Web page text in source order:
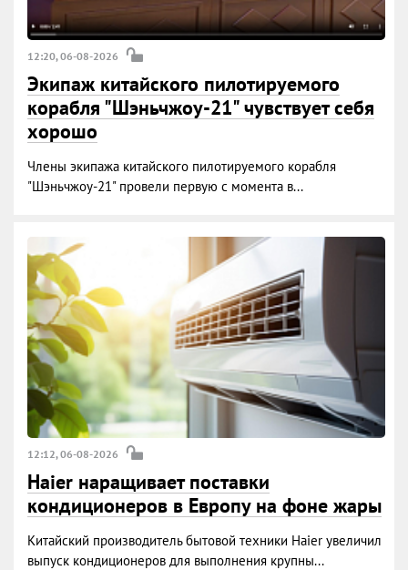
12:20, 06-08-2026
Экипаж китайского пилотируемого
корабля "Шэньчжоу-21" чувствует себя
хорошо
Члены экипажа китайского пилотируемого корабля
"Шэньчжоу-21" провели первую с момента в...
12:12, 06-08-2026
Haier наращивает поставки
кондиционеров в Европу на фоне жары
Китайский производитель бытовой техники Haier увеличил
выпуск кондиционеров для выполнения крупны...